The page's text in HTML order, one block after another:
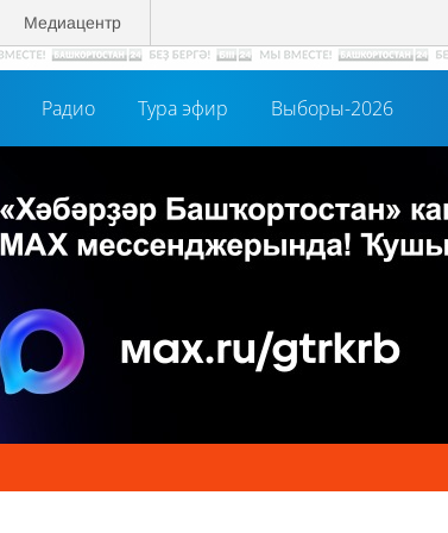
Медиацентр
Радио Тура эфир Выборы-2026